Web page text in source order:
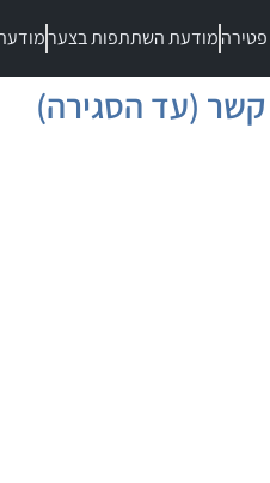
מודעת השתתפות בצער
(עד הסגירה)